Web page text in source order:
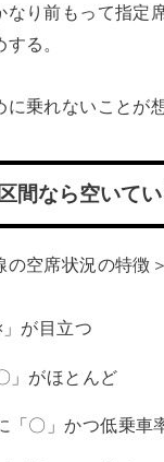
り前もって指定
る。
乗れないことが
間なら空いて
の空席状況の特徴＞
が目立つ
」がほとんど
「〇」かつ低乗車